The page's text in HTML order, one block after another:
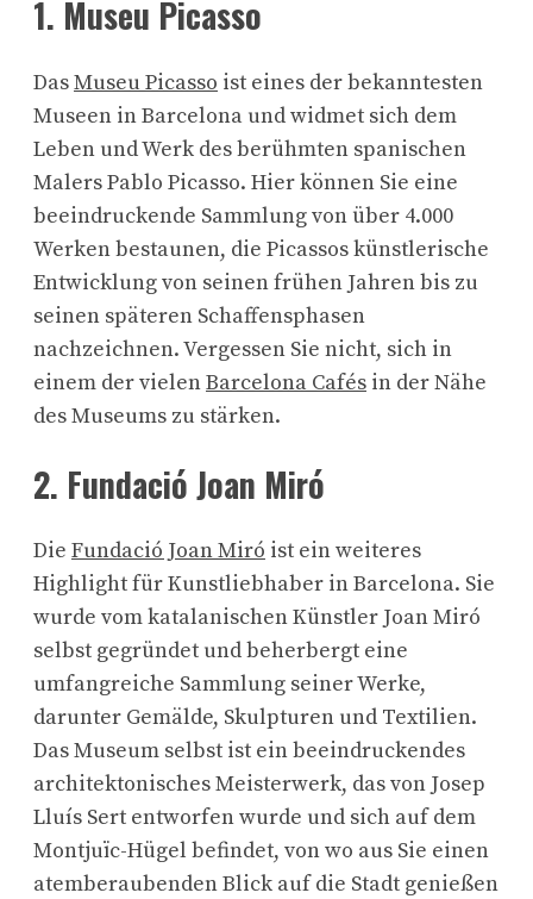
1. Museu Picasso
DasMuseu Picasso ist eines der bekanntesten
Museen in Barcelona und widmet sich dem
Leben und Werk des berühmten spanischen
Malers Pablo Picasso. Hier können Sie eine
beeindruckende Sammlung von über 4.000
Werken bestaunen, die Picassos künstlerische
Entwicklung von seinen frühen Jahren bis zu
seinen späteren Schaffensphasen
nachzeichnen. Vergessen Sie nicht, sich in
einem der vielenBarcelona Cafés in der Nähe
des Museums zu stärken.
2. Fundació Joan Miró
Die Fundació Joan Miró ist ein weiteres
Highlight für Kunstliebhaber in Barcelona. Sie
wurde vom katalanischen Künstler Joan Miró
selbst gegründet und beherbergt eine
umfangreiche Sammlung seiner Werke,
darunter Gemälde, Skulpturen und Textilien.
Das Museum selbst ist ein beeindruckendes
architektonisches Meisterwerk, das von Josep
Lluís Sert entworfen wurde und sich auf dem
Montjuïc-Hügel befindet, von wo aus Sie einen
atemberaubenden Blick auf die Stadt genießen